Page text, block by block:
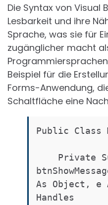
Die Syntax von Visual
Lesbarkeit und ihre
Sprache, was sie für
zugänglicher macht
Beispiel für die
Forms-Anwendung,
Schaltfläche eine
Public Class
As Object, e
Handles